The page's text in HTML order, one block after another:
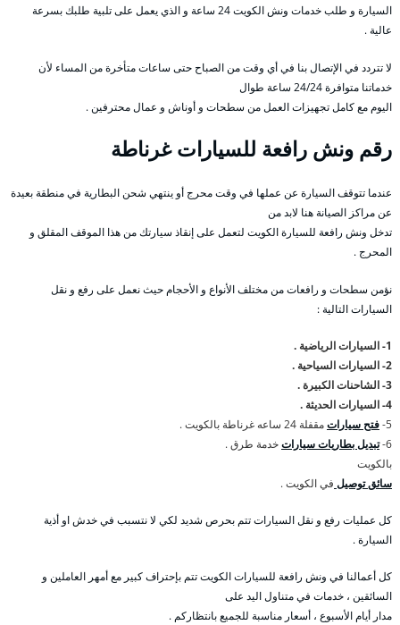
السيارة و طلب خدمات ونش الكويت 24 ساعة و الذي يعمل على تلبية طلبك بسرعة
عالية .
لا تتردد في الإتصال بنا في أي وقت من الصباح حتى ساعات متأخرة من المساء لأن
خدماتنا متوافرة 24/24 ساعة طوال
اليوم مع كامل تجهيزات العمل من سطحات و أوناش و عمال محترفين .
رقم ونش رافعة للسيارات غرناطة
عندما تتوقف السيارة عن عملها في وقت محرج أو ينتهي شحن البطارية في منطقة بعيدة
عن مراكز الصيانة هنا لابد من
تدخل ونش رافعة للسيارة الكويت لتعمل على إنقاذ سيارتك من هذا الموقف المقلق و
المحرج .
نؤمن سطحات و رافعات من مختلف الأنواع و الأحجام حيث نعمل على رفع و نقل
السيارات التالية :
1- السيارات الرياضية .
2- السيارات السياحية .
3- الشاحنات الكبيرة .
4- السيارات الحديثة .
5- فتح سياراتمقفلة 24 ساعه غرناطة بالكويت .
6- تبديل بطاريات سياراتخدمة طرق .
بالكويت
سائق توصيل في الكويت .
كل عمليات رفع و نقل السيارات تتم بحرص شديد لكي لا نتسبب في خدش او أذية
السيارة .
كل أعمالنا في ونش رافعة للسيارات الكويت تتم بإحتراف كبير مع أمهر العاملين و
السائقين ، خدمات في متناول اليد على
مدار أيام الأسبوع ، أسعار مناسبة للجميع بانتظاركم .